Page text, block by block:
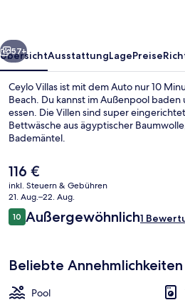
Weiter
57+
ÜbersichtAusstattungLagePreise
Ceylo Villas ist mit dem Auto nur 10
Beach. Du kannst im Außenpool baden
essen. Die Villen sind super
Bettwäsche aus ägyptischer
Bademäntel.
Der
aktuelle
Preis
beträgt
116 €.
116 €
inkl. Steuern & Gebühren
21. Aug.–22. Aug.
Bewertungen
1010 von 10.
Außergewöhnlich1
Beliebte Annehmlichkeiten
Pool